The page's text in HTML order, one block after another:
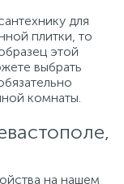
для
плитки, то
этой
выбрать
комнаты.
на нашем